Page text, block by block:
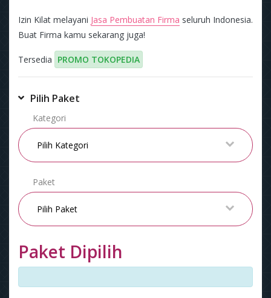
Izin Kilat melayani Jasa Pembuatan Firma seluruh Indonesia.
Buat Firma kamu sekarang juga!
Tersedia PROMO TOKOPEDIA
Pilih Paket
Kategori
Paket
Paket Dipilih